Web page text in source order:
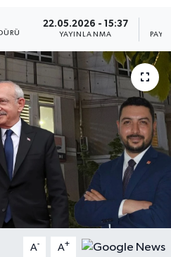
22.05.2026 - 15:37
YAYINLANMA
A- A+